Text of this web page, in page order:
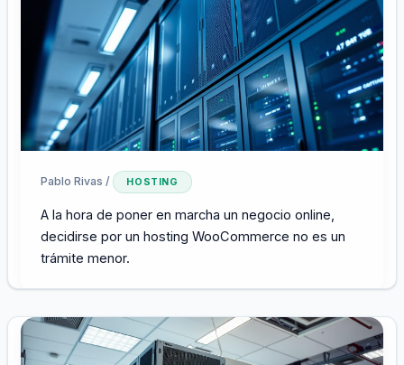
Pablo Rivas / HOSTING
A la hora de poner en marcha un negocio online,
decidirse por un hosting WooCommerce no es un
trámite menor.